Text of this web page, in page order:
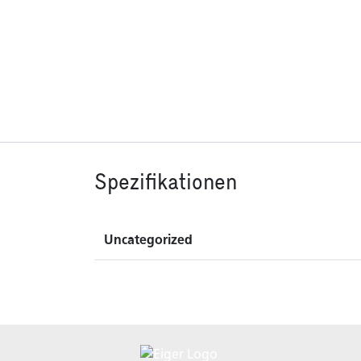
Spezifikationen
Uncategorized